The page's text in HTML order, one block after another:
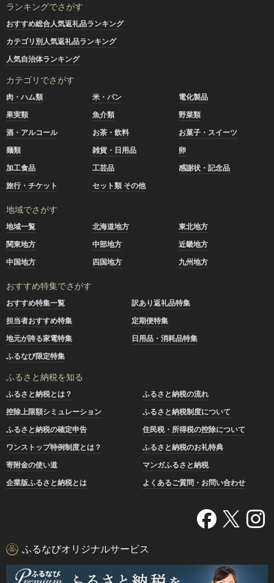
ランキングでさがす
おすすめ総合人気返礼品ランキング
カテゴリ別人気返礼品ランキング
人気自治体ランキング
カテゴリでさがす
肉・ハム類 米・パン
電化製品
果実類
魚介類
野菜類
酒・アルコール
お茶・飲料
お菓子・スイーツ
麺類
雑貨・日用品
卵
加工食品
工芸品
感謝状・記念品
旅行・チケット
セット類 その他
地域でさがす
地域一覧 北海道地方
東北地方
関東地方
中部地方
近畿地方
中国地方
四国地方 九州地方
おすすめ特集でさがす
おすすめ特集一覧
訳あり返礼品特集
担当者おすすめ特集
定期便特集
地元が誇る家電特集
日用品・消耗品特集
ふるなび限定特集
ふるさと納税を知る
ふるさと納税とは？
ふるさと納税の流れ
控除上限額シミュレーション
ふるさと納税制度について
ふるさと納税の確定申告
住民税・所得税の控除について
ワンストップ特例制度とは？
ふるさと納税のお礼特典
寄附金の使い道
マンガふるさと納税
企業版ふるさと納税とは
よくあるご質問・お問い合わせ
ふるなびオリジナルサービス